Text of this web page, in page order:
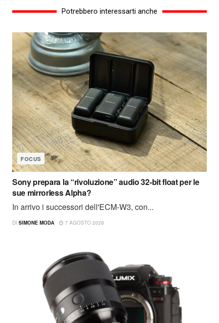
Potrebbero interessarti anche
FOCUS
Sony prepara la “rivoluzione” audio 32-bit float per le
sue mirrorless Alpha?
In arrivo i successori dell'ECM-W3, con...
DI SIMONE MODA 7 AGOSTO 2026